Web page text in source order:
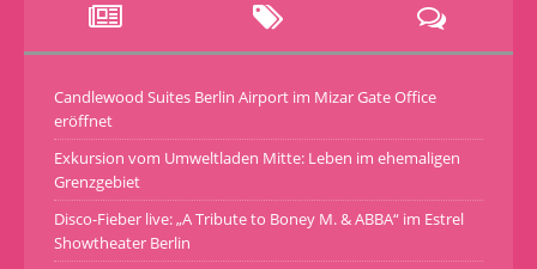
Candlewood Suites Berlin Airport im Mizar Gate Office
eröffnet
Exkursion vom Umweltladen Mitte: Leben im ehemaligen
Grenzgebiet
Disco-Fieber live: „A Tribute to Boney M. & ABBA“ im Estrel
Showtheater Berlin